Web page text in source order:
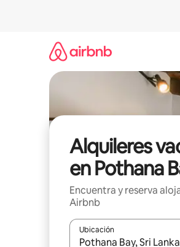
Alquileres
en Pothana
Encuentra y reserva
Airbnb
Ubicación
Cuando los resultados